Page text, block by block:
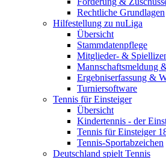
Rechtliche Grundlagen
Hilfestellung zu nuLiga
Übersicht
Stammdatenpflege
Mitglieder- &
Mannschaftsmeldung
Ergebniserfassung &
Turniersoftware
Tennis für Einsteiger
Übersicht
Kindertennis - der
Tennis für Einsteiger
Tennis-Sportabzeichen
Deutschland spielt Tennis